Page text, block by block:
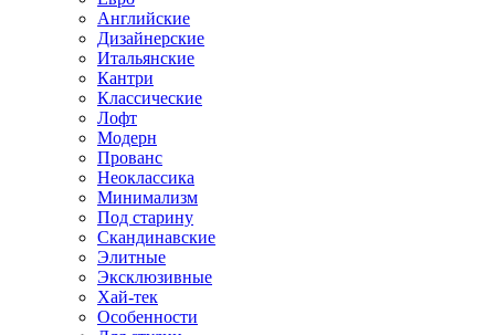
Английские
Дизайнерские
Итальянские
Кантри
Классические
Лофт
Модерн
Прованс
Неоклассика
Минимализм
Под старину
Скандинавские
Элитные
Эксклюзивные
Хай-тек
Особенности